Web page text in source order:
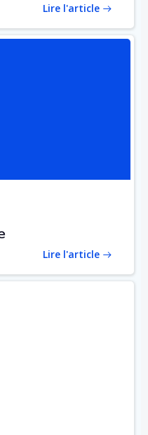
Lire l'article
Lire l'article